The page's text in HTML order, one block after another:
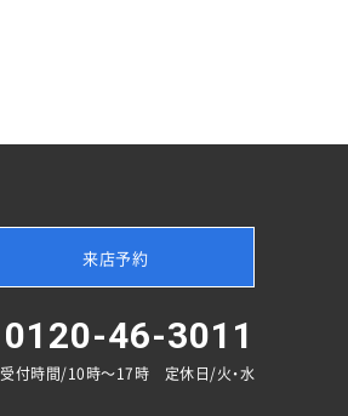
来店予約
0120-46-3011
受付時間/10時～17時 定休日/火・水